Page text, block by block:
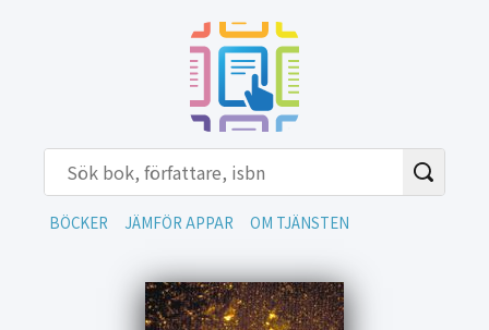
BÖCKER JÄMFÖR APPAR OM TJÄNSTEN